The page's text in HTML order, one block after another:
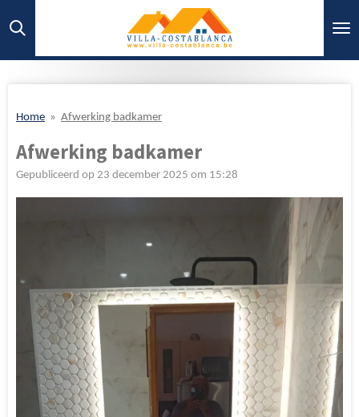
direct
Home » Afwerking badkamer
Afwerking badkamer
Gepubliceerd op 23 december 2025 om 15:28